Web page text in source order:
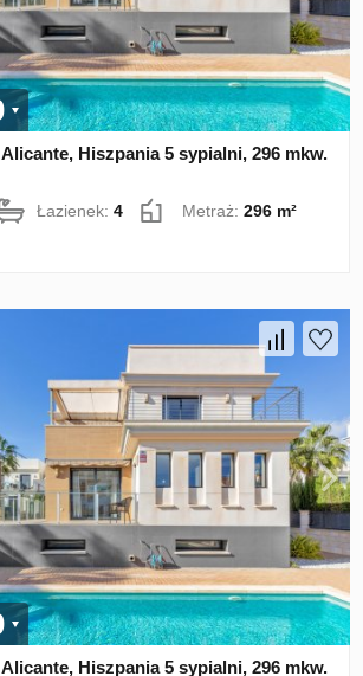
Hiszpania 5 sypialni, 296 mkw.
Łazienek:4 Metraż:296 m²
Hiszpania 5 sypialni, 296 mkw.